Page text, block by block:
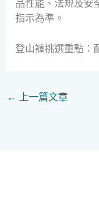
品性能、法規及安
指示為準。
登山褲挑選重點：
← 上一篇文章